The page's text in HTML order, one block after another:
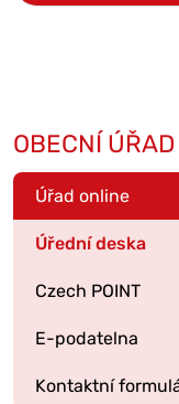
OBECNÍ ÚŘAD
Úřad online
Úřední deska
Czech POINT
E-podatelna
Kontaktní